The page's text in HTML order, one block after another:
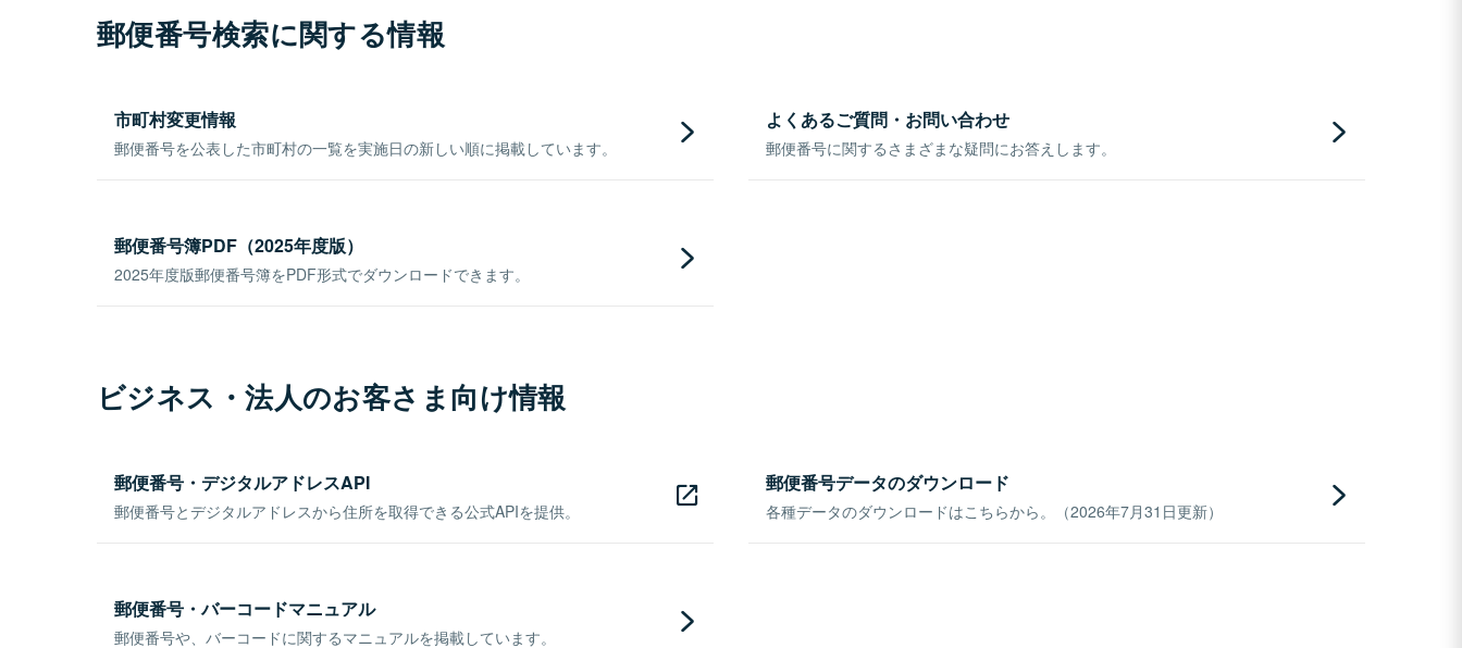
郵便番号検索に関する情報
市町村変更情報
郵便番号を公表した市町村の一覧を実施日の新しい順に掲載しています。
よくあるご質問・お問い合わせ
郵便番号に関するさまざまな疑問にお答えします。
郵便番号簿PDF（2025年度版）
2025年度版郵便番号簿をPDF形式でダウンロードできます。
ビジネス・法人のお客さま向け情報
郵便番号・デジタルアドレスAPI
郵便番号とデジタルアドレスから住所を取得できる公式APIを提供。
郵便番号データのダウンロード
各種データのダウンロードはこちらから。（2026年7月31日更新）
郵便番号・バーコードマニュアル
郵便番号や、バーコードに関するマニュアルを掲載しています。